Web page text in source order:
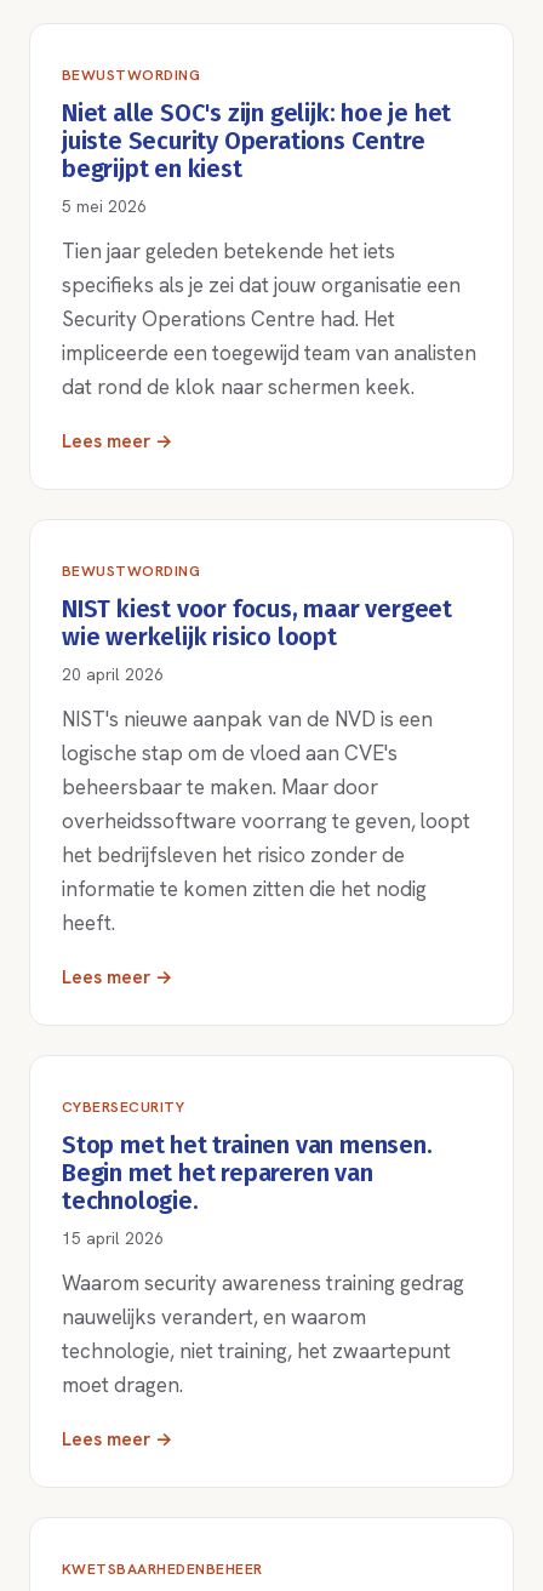
BEWUSTWORDING
Niet alle SOC's zijn gelijk: hoe je het
juiste Security Operations Centre
begrijpt en kiest
5 mei 2026
Tien jaar geleden betekende het iets
specifieks als je zei dat jouw organisatie een
Security Operations Centre had. Het
impliceerde een toegewijd team van analisten
dat rond de klok naar schermen keek.
Lees meer →
BEWUSTWORDING
NIST kiest voor focus, maar vergeet
wie werkelijk risico loopt
20 april 2026
NIST's nieuwe aanpak van de NVD is een
logische stap om de vloed aan CVE's
beheersbaar te maken. Maar door
overheidssoftware voorrang te geven, loopt
het bedrijfsleven het risico zonder de
informatie te komen zitten die het nodig
heeft.
Lees meer →
CYBERSECURITY
Stop met het trainen van mensen.
Begin met het repareren van
technologie.
15 april 2026
Waarom security awareness training gedrag
nauwelijks verandert, en waarom
technologie, niet training, het zwaartepunt
moet dragen.
Lees meer →
KWETSBAARHEDENBEHEER